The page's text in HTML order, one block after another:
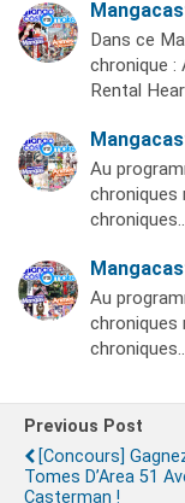
Dans ce
chronique :
Rental
Au
chroniques
Au
chroniques
Previous Post
[Concours]
Tomes D’Area 51
Casterman !